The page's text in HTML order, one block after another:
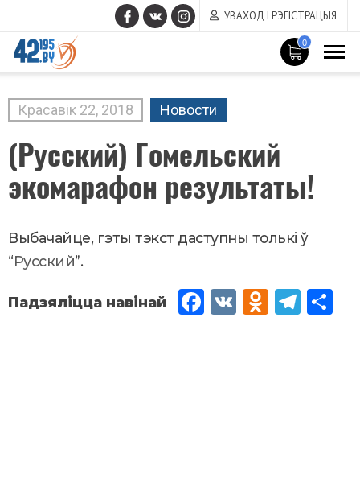
УВАХОД І РЭГІСТРАЦЫЯ
0
MAIN
CONTENT
Красавік 22, 2018 Новости
(Русский) Гомельский
экомарафон результаты!
Выбачайце, гэты тэкст даступны толькі ў
“Русский”.
Fac
VK
Od
Tel